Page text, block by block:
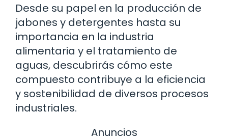
Desde su papel en la producción de
jabones y detergentes hasta su
importancia en la industria
alimentaria y el tratamiento de
aguas, descubrirás cómo este
compuesto contribuye a la eficiencia
y sostenibilidad de diversos procesos
industriales.
Anuncios